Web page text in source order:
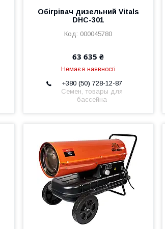
Обігрівач дизельний Vitals
DHC-301
000045780
63 635 ₴
Немає в наявності
+380 (50) 728-12-87
Семен, товары для
бассейна